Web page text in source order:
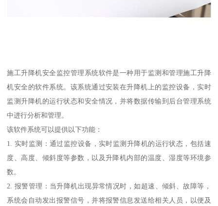
施工升降机安全监控管理系统软件是一种用于监测和管理施工升降
机安全的软件系统。该系统通过安装在升降机上的监控设备，实时
监测升降机的运行状态和安全情况，并将数据传输到后台管理系统
中进行分析和管理。
该软件系统可以提供以下功能：
1. 实时监测：通过监控设备，实时监测升降机的运行状态，包括速
度、高度、倾斜度等参数，以及升降机内部的温度、湿度等环境参
数。
2. 报警管理：当升降机出现异常情况时，如超速、倾斜、故障等，
系统会自动发出报警信号，并将报警信息发送给相关人员，以便及